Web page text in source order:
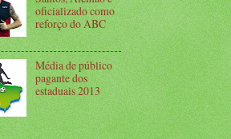
oficializado como
reforço do ABC
Média de público
pagante dos
estaduais 2013